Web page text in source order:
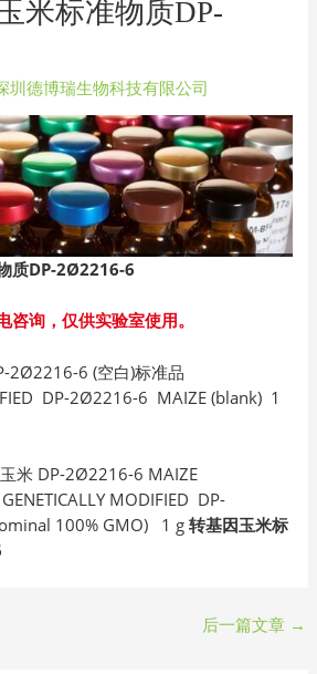
米标准物质DP-
圳德博瑞生物科技有限公司
质DP-2Ø2216-6
咨询，仅供实验室使用。
2Ø2216-6 (空白)标准品
DP-2Ø2216-6 MAIZE (blank) 1
米 DP-2Ø2216-6 MAIZE
MODIFIED DP-
100% GMO) 1 g转基因玉米标
后一篇文章 →